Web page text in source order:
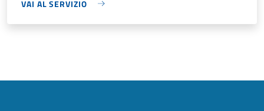
VAI AL SERVIZIO